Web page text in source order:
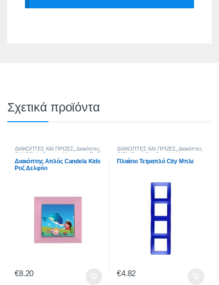
Σχετικά προϊόντα
ΔΙΑΚΟΠΤΕΣ ΚΑΙ ΠΡΙΖΕΣ Διακόπτες
CANDELA
Candela Kids για το Παιδί
Διακόπτης Απλός Candela Kids
Ροζ Δελφίνι
€8.20
ΔΙΑΚΟΠΤΕΣ ΚΑΙ ΠΡΙΖΕΣ Διακόπτες
CITY,Σειρά City Pastel Χρώματα
Πλαίσιο Τετραπλό City Μπλε
€4.82